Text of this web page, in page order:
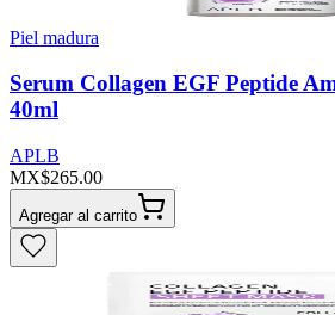
Piel madura
Serum Collagen EGF Peptide
40ml
APLB
MX$265.00
Agregar al carrito